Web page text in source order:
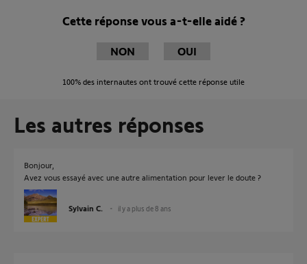
Cette réponse vous a-t-elle aidé ?
NON OUI
100% des internautes ont trouvé cette réponse utile
Les autres réponses
Bonjour,
Avez vous essayé avec une autre alimentation pour lever le doute ?
Sylvain C. il y a plus de 8 ans